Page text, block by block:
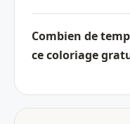
Combien de
ce coloriage